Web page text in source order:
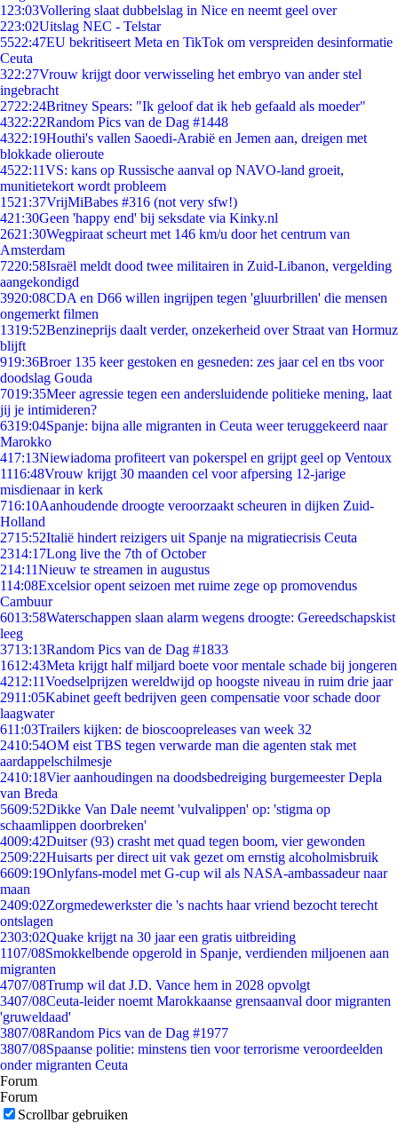
1 23:03Vollering slaat dubbelslag in Nice en neemt geel over
223:02Uitslag NEC - Telstar
5522:47EU bekritiseert Meta en TikTok om verspreiden desinformatie
Ceuta
322:27Vrouw krijgt door verwisseling het embryo van ander stel
ingebracht
2722:24Britney Spears: "Ik geloof dat ik heb gefaald als moeder"
4322:22Random Pics van de Dag #1448
4322:19Houthi's vallen Saoedi-Arabië en Jemen aan, dreigen met
blokkade olieroute
4522:11VS: kans op Russische aanval op NAVO-land groeit,
munitietekort wordt probleem
1521:37VrijMiBabes #316 (not very sfw!)
421:30Geen 'happy end' bij seksdate via Kinky.nl
2621:30Wegpiraat scheurt met 146 km/u door het centrum van
Amsterdam
7220:58Israël meldt dood twee militairen in Zuid-Libanon, vergelding
aangekondigd
3920:08CDA en D66 willen ingrijpen tegen 'gluurbrillen' die mensen
ongemerkt filmen
1319:52Benzineprijs daalt verder, onzekerheid over Straat van Hormuz
blijft
919:36Broer 135 keer gestoken en gesneden: zes jaar cel en tbs voor
doodslag Gouda
7019:35Meer agressie tegen een andersluidende politieke mening, laat
jij je intimideren?
6319:04Spanje: bijna alle migranten in Ceuta weer teruggekeerd naar
Marokko
417:13Niewiadoma profiteert van pokerspel en grijpt geel op Ventoux
1116:48Vrouw krijgt 30 maanden cel voor afpersing 12-jarige
misdienaar in kerk
716:10Aanhoudende droogte veroorzaakt scheuren in dijken Zuid-
Holland
2715:52Italië hindert reizigers uit Spanje na migratiecrisis Ceuta
2314:17Long live the 7th of October
214:11Nieuw te streamen in augustus
114:08Excelsior opent seizoen met ruime zege op promovendus
Cambuur
6013:58Waterschappen slaan alarm wegens droogte: Gereedschapskist
leeg
3713:13Random Pics van de Dag #1833
1612:43Meta krijgt half miljard boete voor mentale schade bij jongeren
4212:11Voedselprijzen wereldwijd op hoogste niveau in ruim drie jaar
2911:05Kabinet geeft bedrijven geen compensatie voor schade door
laagwater
611:03Trailers kijken: de bioscoopreleases van week 32
2410:54OM eist TBS tegen verwarde man die agenten stak met
aardappelschilmesje
2410:18Vier aanhoudingen na doodsbedreiging burgemeester Depla
van Breda
5609:52Dikke Van Dale neemt 'vulvalippen' op: 'stigma op
schaamlippen doorbreken'
4009:42Duitser (93) crasht met quad tegen boom, vier gewonden
2509:22Huisarts per direct uit vak gezet om ernstig alcoholmisbruik
6609:19Onlyfans-model met G-cup wil als NASA-ambassadeur naar
maan
2409:02Zorgmedewerkster die 's nachts haar vriend bezocht terecht
ontslagen
2303:02Quake krijgt na 30 jaar een gratis uitbreiding
1107/08Smokkelbende opgerold in Spanje, verdienden miljoenen aan
migranten
4707/08Trump wil dat J.D. Vance hem in 2028 opvolgt
3407/08Ceuta-leider noemt Marokkaanse grensaanval door migranten
'gruweldaad'
3807/08Random Pics van de Dag #1977
3807/08Spaanse politie: minstens tien voor terrorisme veroordeelden
onder migranten Ceuta
Forum
Forum
Scrollbar gebruiken